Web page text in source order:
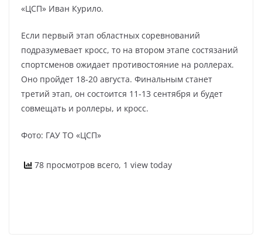
«ЦСП» Иван Курило.
Если первый этап областных соревнований
подразумевает кросс, то на втором этапе состязаний
спортсменов ожидает противостояние на роллерах.
Оно пройдет 18-20 августа. Финальным станет
третий этап, он состоится 11-13 сентября и будет
совмещать и роллеры, и кросс.
Фото: ГАУ ТО «ЦСП»
78 просмотров всего, 1 view today